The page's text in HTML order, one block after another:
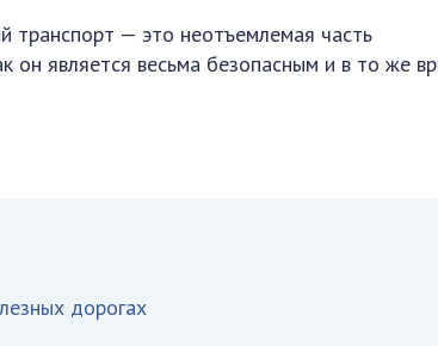
транспорт — это неотъемлемая часть
он является весьма безопасным и в то же
дорогах